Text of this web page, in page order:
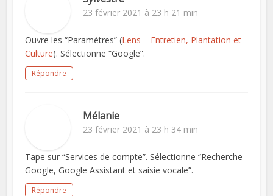
23 février 2021 à 23 h 21 min
Ouvre les “Paramètres” (Lens – Entretien, Plantation et
Culture). Sélectionne “Google”.
Répondre
Mélanie
23 février 2021 à 23 h 34 min
Tape sur “Services de compte”. Sélectionne “Recherche
Google, Google Assistant et saisie vocale”.
Répondre